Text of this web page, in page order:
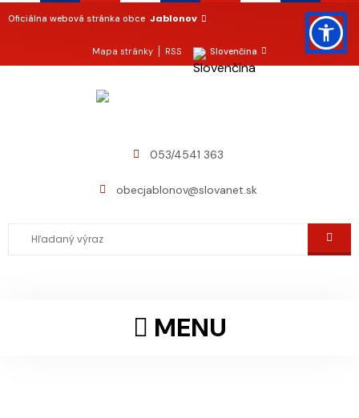
Oficiálna webová stránka obce Jablonov
Mapa stránky RSS Slovenčina
053/4541 363
obecjablonov@slovanet.sk
MENU